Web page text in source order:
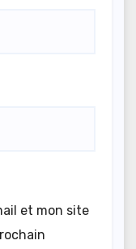
et mon site